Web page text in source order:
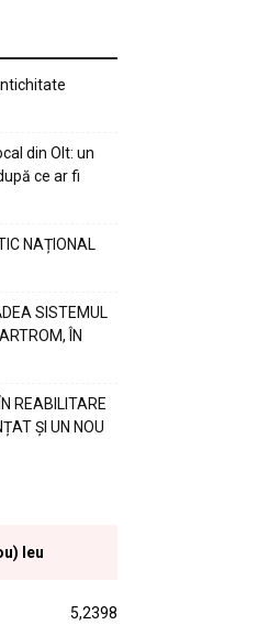
din Olt: un
ce ar fi
NAȚIONAL
SISTEMUL
ÎN
REABILITARE
ȘI UN NOU
leu
5,2398